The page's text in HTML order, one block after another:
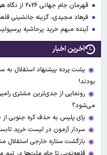
قهرمان جام جهانی ۲۰۲۶ از نگاه هوش مصنوعی / آرژانتین یا اسپانیا؟
فرهاد مجیدی، گزینه جانشینی
آینده مبهم خرید پرحاشیه
آخرین اخبار
پشت پرده پیشنهاد استقلال به
بودند!
رونمایی از جدی‌ترین مشتری
می‌شود؟
پای پلیس به حذف کره جنوبی از
سردار آزمون در لیست خرید
بازگشت ستاره خارجی استقلال